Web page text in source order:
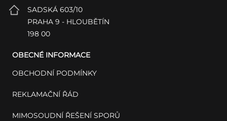
SADSKÁ 603/10
PRAHA 9 - HLOUBĚTÍN
198 00
OBECNÉ INFORMACE
OBCHODNÍ PODMÍNKY
REKLAMAČNÍ ŘÁD
MIMOSOUDNÍ ŘEŠENÍ SPORŮ